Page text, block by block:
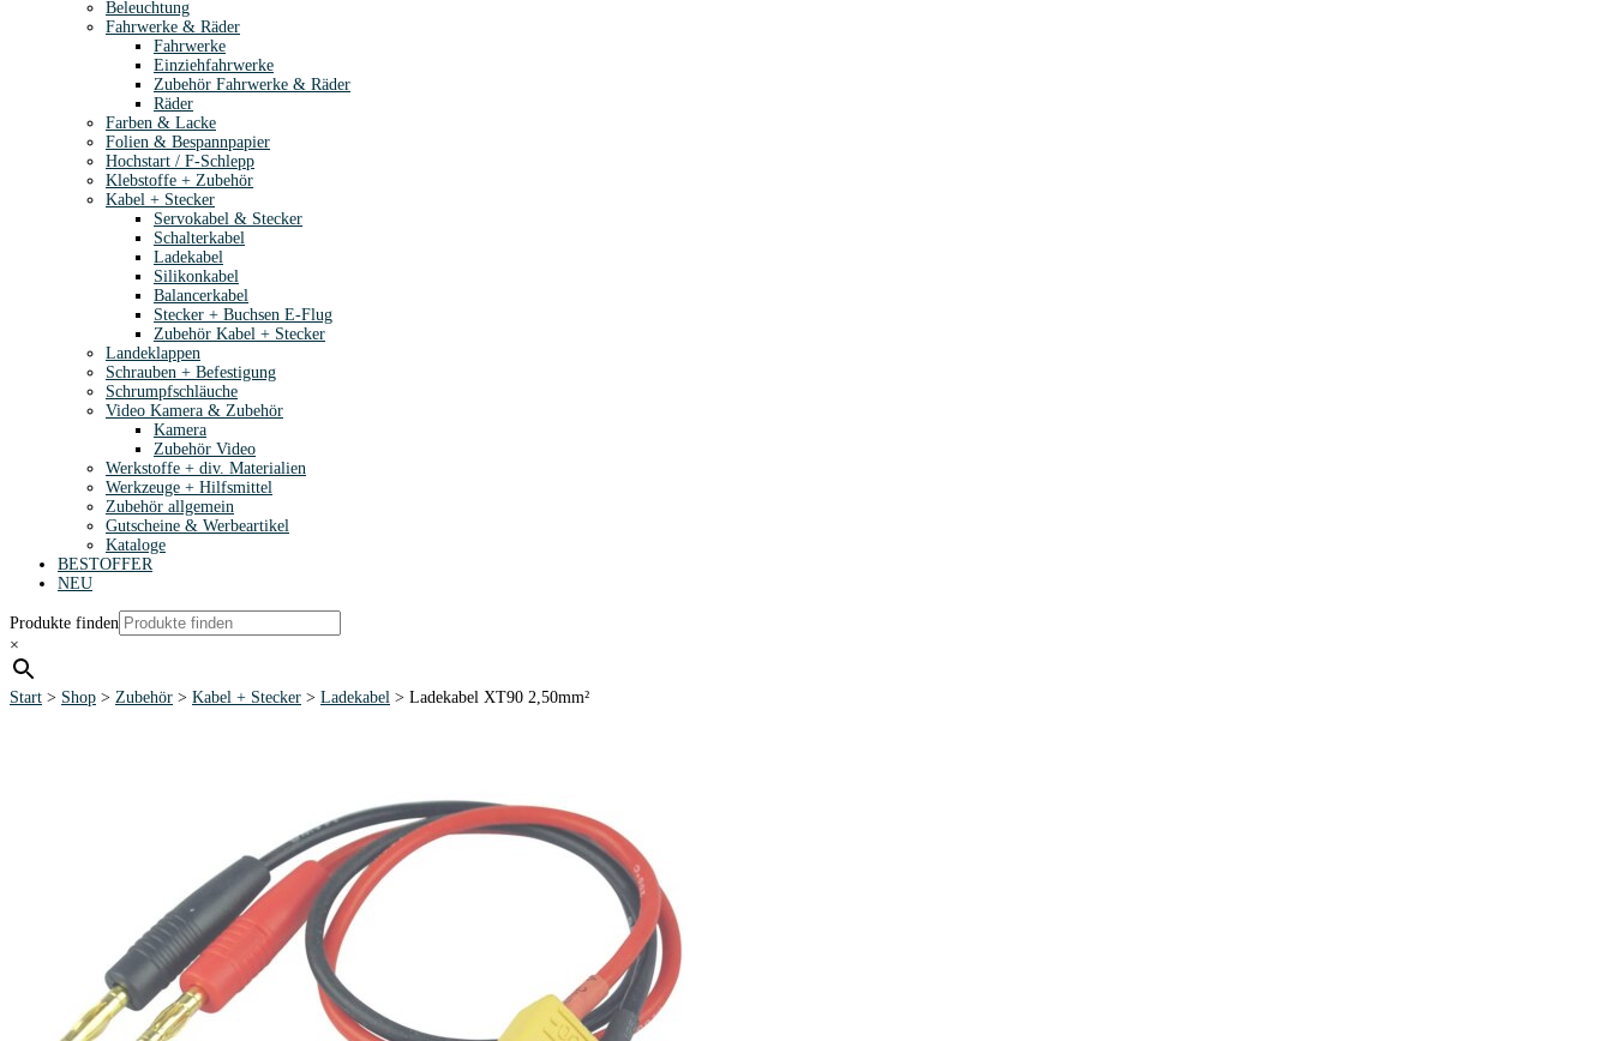
Beleuchtung
Fahrwerke & Räder
Fahrwerke
Einziehfahrwerke
Zubehör Fahrwerke & Räder
Räder
Farben & Lacke
Folien & Bespannpapier
Hochstart / F-Schlepp
Klebstoffe + Zubehör
Kabel + Stecker
Servokabel & Stecker
Schalterkabel
Ladekabel
Silikonkabel
Balancerkabel
Stecker + Buchsen E-Flug
Zubehör Kabel + Stecker
Landeklappen
Schrauben + Befestigung
Schrumpfschläuche
Video Kamera & Zubehör
Kamera
Zubehör Video
Werkstoffe + div. Materialien
Werkzeuge + Hilfsmittel
Zubehör allgemein
Gutscheine & Werbeartikel
Kataloge
BESTOFFER
NEU
Produkte finden
×
Start > Shop > Zubehör > Kabel + Stecker > Ladekabel > Ladekabel XT90 2,50mm²